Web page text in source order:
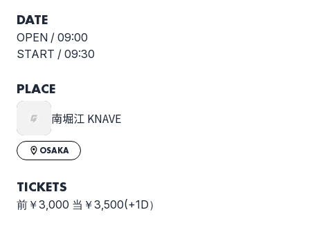
DATE
OPEN / 09:00
START / 09:30
PLACE
南堀江 KNAVE
OSAKA
TICKETS
前￥3,000 当￥3,500(+1D）